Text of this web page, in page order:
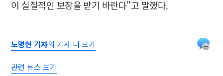
이 실질적인 보장을 받기 바란다"고 말했다.
노명현 기자의 기사 더 보기
관련 뉴스 보기